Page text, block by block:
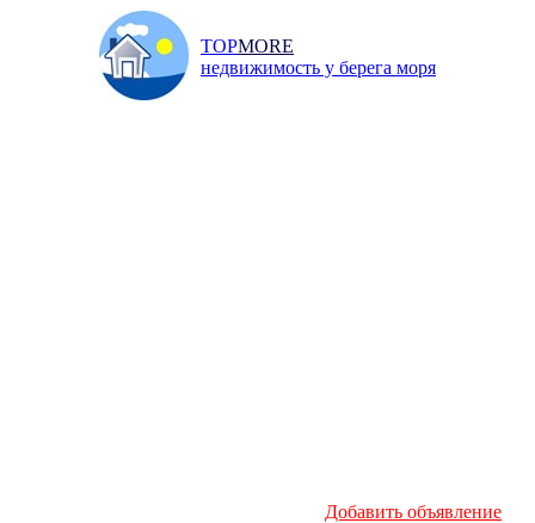
TOPMORE
недвижимость у берега моря
Добавить объявление